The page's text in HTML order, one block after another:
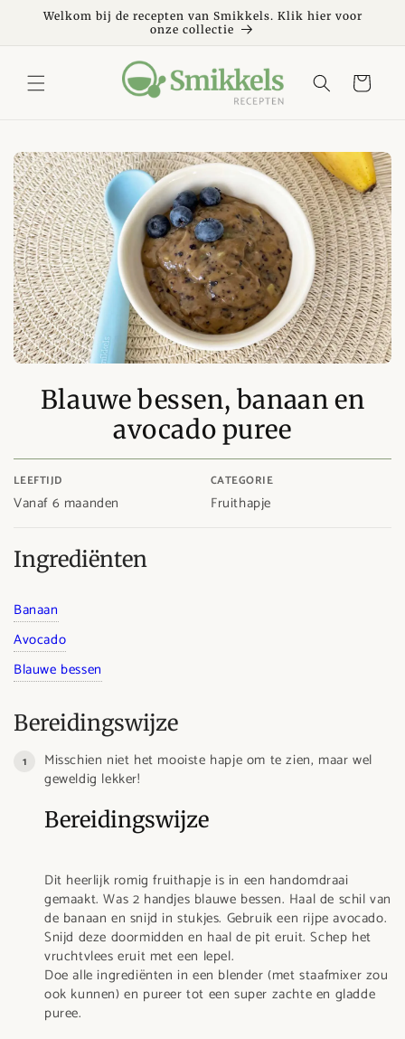
naar de
Welkom bij de recepten van Smikkels. Klik hier voor
onze collectie
Winkelwagen
Blauwe bessen, banaan en
avocado puree
LEEFTIJD
Vanaf 6 maanden
CATEGORIE
Fruithapje
Ingrediënten
Banaan
Avocado
Blauwe bessen
Bereidingswijze
Misschien niet het mooiste hapje om te zien, maar wel
geweldig lekker!
Bereidingswijze
Dit heerlijk romig fruithapje is in een handomdraai
gemaakt. Was 2 handjes blauwe bessen. Haal de schil van
de banaan en snijd in stukjes. Gebruik een rijpe avocado.
Snijd deze doormidden en haal de pit eruit. Schep het
vruchtvlees eruit met een lepel.
Doe alle ingrediënten in een blender (met staafmixer zou
ook kunnen) en pureer tot een super zachte en gladde
puree.